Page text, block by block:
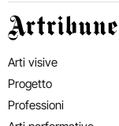
Artribune
Arti visive
Progetto
Professioni